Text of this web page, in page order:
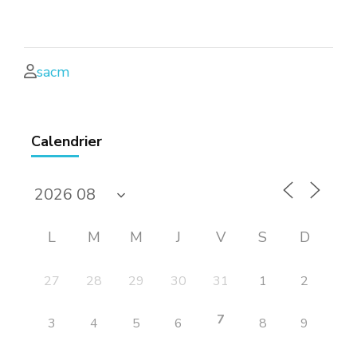
sacm
Calendrier
L M M J V S D
27 28 29 30 31 1 2
3 4 5 6 7 8 9